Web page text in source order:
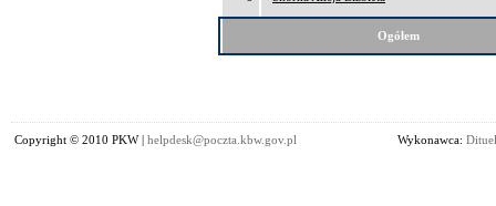
Ogółem
Copyright © 2010 PKW | helpdesk@poczta.kbw.gov.pl Wykonawca: